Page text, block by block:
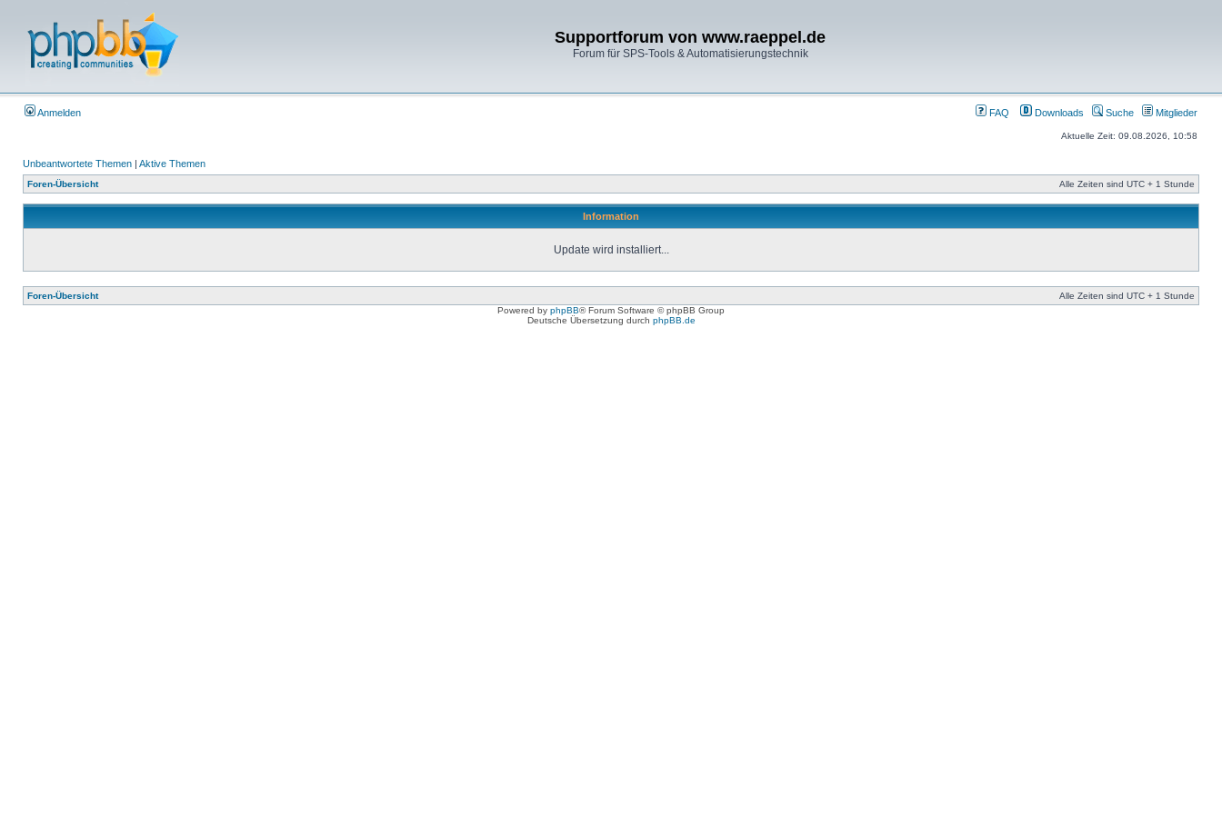
Supportforum von www.raeppel.de
Forum für SPS-Tools & Automatisierungstechnik
Anmelden FAQ Downloads Suche Mitglieder
Aktuelle Zeit: 09.08.2026, 10:58
Unbeantwortete Themen | Aktive Themen
Foren-Übersicht Alle Zeiten sind UTC + 1 Stunde
Information
Update wird installiert...
Foren-Übersicht
Alle Zeiten sind UTC + 1 Stunde
Powered by phpBB® Forum Software © phpBB Group
Deutsche Übersetzung durch phpBB.de